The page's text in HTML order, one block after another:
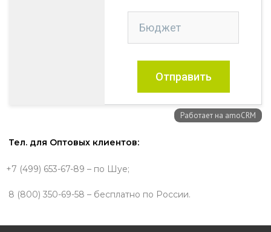
Тел. для Оптовых клиентов:
+7 (499) 653-67-89 – по Шуе;
8 (800) 350-69-58 – бесплатно по России.